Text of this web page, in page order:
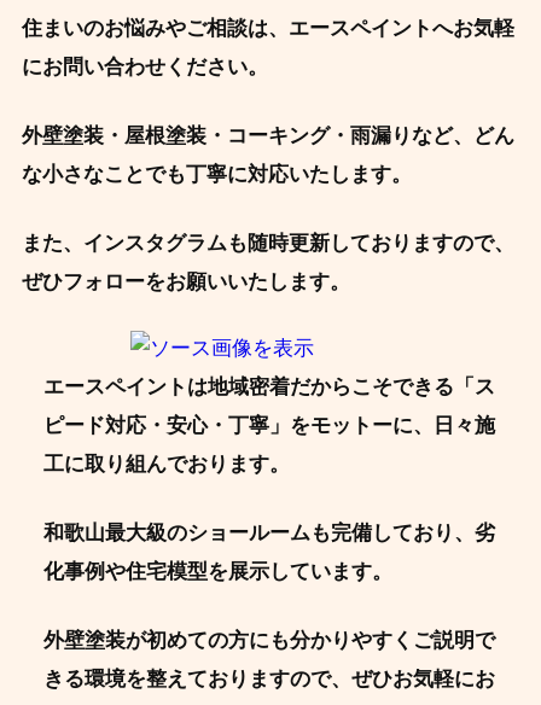
住まいのお悩みやご相談は、エースペイントへお気軽
にお問い合わせください。
外壁塗装・屋根塗装・コーキング・雨漏りなど、どん
な小さなことでも丁寧に対応いたします。
また、インスタグラムも随時更新しておりますので、
ぜひフォローをお願いいたします。
エースペイントは地域密着だからこそできる「ス
ピード対応・安心・丁寧」をモットーに、日々施
工に取り組んでおります。
和歌山最大級のショールームも完備しており、劣
化事例や住宅模型を展示しています。
外壁塗装が初めての方にも分かりやすくご説明で
きる環境を整えておりますので、ぜひお気軽にお